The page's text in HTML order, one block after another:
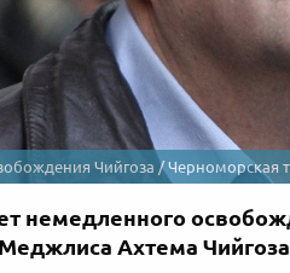
Чийгоза / Черноморская
немедленного
Ахтема Чийгоза